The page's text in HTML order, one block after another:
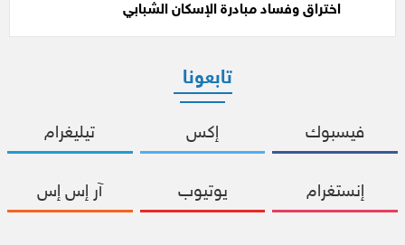
اختراق وفساد مبادرة الإسكان الشبابي
تابعونا
فيسبوك إكس تيليغرام
إنستغرام يوتيوب آر إس إس